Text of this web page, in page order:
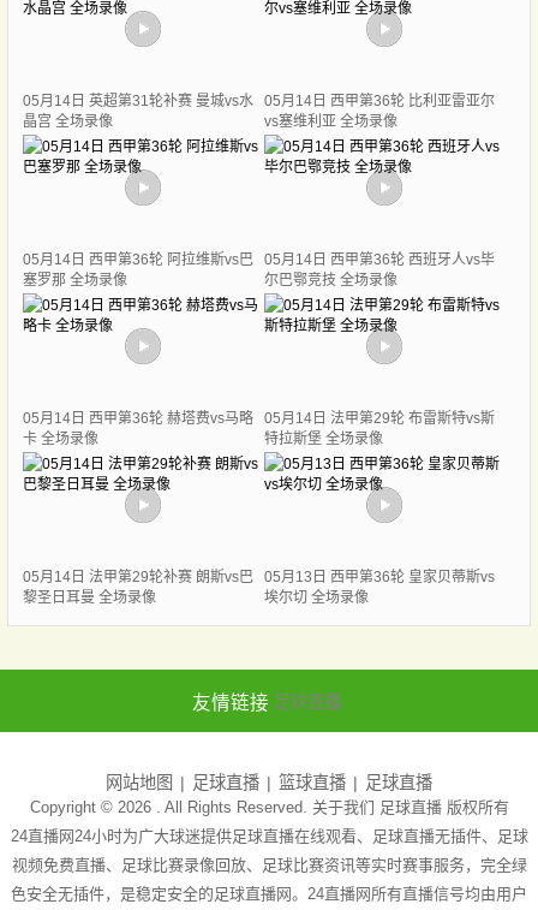
05月14日 英超第31轮补赛 曼城vs水
晶宫 全场录像
05月14日 西甲第36轮 比利亚雷亚尔
vs塞维利亚 全场录像
05月14日 西甲第36轮 阿拉维斯vs巴
塞罗那 全场录像
05月14日 西甲第36轮 西班牙人vs毕
尔巴鄂竞技 全场录像
05月14日 西甲第36轮 赫塔费vs马略
卡 全场录像
05月14日 法甲第29轮 布雷斯特vs斯
特拉斯堡 全场录像
05月14日 法甲第29轮补赛 朗斯vs巴
黎圣日耳曼 全场录像
05月13日 西甲第36轮 皇家贝蒂斯vs
埃尔切 全场录像
友情链接 足球直播
网站地图 足球直播 篮球直播 足球直播
Copyright © 2026 . All Rights Reserved. 关于我们 足球直播版权所有
24直播网24小时为广大球迷提供足球直播在线观看、足球直播无插件、足球
视频免费直播、足球比赛录像回放、足球比赛资讯等实时赛事服务，完全绿
色安全无插件，是稳定安全的足球直播网。24直播网所有直播信号均由用户